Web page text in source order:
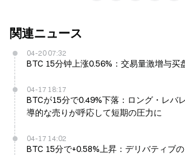
関連ニュース
04-20 07:32
BTC 15分钟上涨0.56%：交易量激增与买
04-17 18:17
BTCが15分で0.49%下落：ロング・レバ
導的な売りが呼応して短期の圧力に
04-17 14:02
BTC 15分で+0.58%上昇：デリバティブ